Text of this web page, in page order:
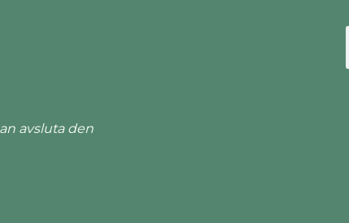
avsluta den